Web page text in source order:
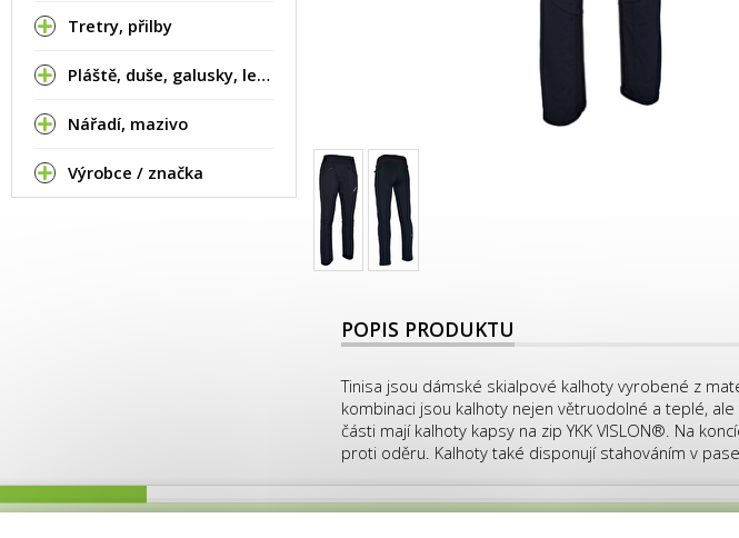
Tretry, přilby
Pláště, duše, galusky, lepení
Nářadí, mazivo
Výrobce / značka
POPIS PRODUKTU
Tinisa jsou dámské skialpové kalhoty vyrobené z
kombinaci jsou kalhoty nejen větruodolné a teplé,
části mají kalhoty kapsy na zip YKK VISLON®. Na
proti oděru. Kalhoty také disponují stahováním v